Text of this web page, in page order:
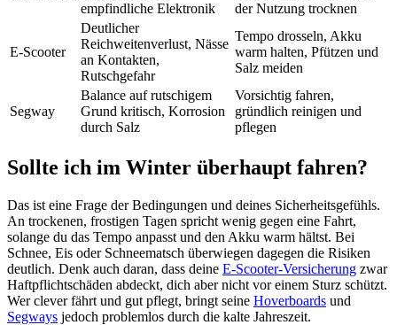
empfindliche Elektronik
der Nutzung trocknen
E-Scooter
Deutlicher
Reichweitenverlust, Nässe
an Kontakten,
Rutschgefahr
Tempo drosseln, Akku
warm halten, Pfützen und
Salz meiden
Segway
Balance auf rutschigem
Grund kritisch, Korrosion
durch Salz
Vorsichtig fahren,
gründlich reinigen und
pflegen
Sollte ich im Winter überhaupt fahren?
Das ist eine Frage der Bedingungen und deines Sicherheitsgefühls.
An trockenen, frostigen Tagen spricht wenig gegen eine Fahrt,
solange du das Tempo anpasst und den Akku warm hältst. Bei
Schnee, Eis oder Schneematsch überwiegen dagegen die Risiken
deutlich. Denk auch daran, dass deine E-Scooter-Versicherung zwar
Haftpflichtschäden abdeckt, dich aber nicht vor einem Sturz schützt.
Wer clever fährt und gut pflegt, bringt seine Hoverboards und
Segways jedoch problemlos durch die kalte Jahreszeit.